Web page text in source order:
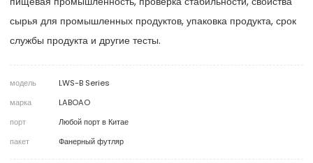
сырья для промышленных продуктов, упаковка продукта, срок
службы продукта и другие тесты.
модель
LWS-B Series
марка
LABOAO
порт
Любой порт в Китае
пакет
Фанерный футляр